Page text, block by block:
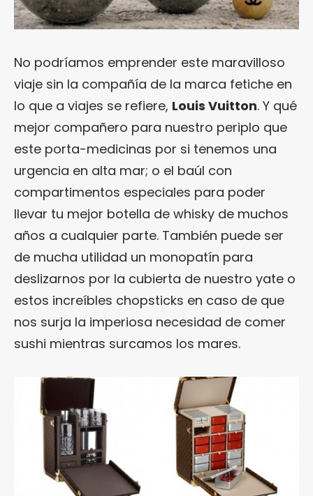
No podríamos emprender este maravilloso
viaje sin la compañía de la marca fetiche en
lo que a viajes se refiere, Louis Vuitton. Y qué
mejor compañero para nuestro periplo que
este porta-medicinas por si tenemos una
urgencia en alta mar; o el baúl con
compartimentos especiales para poder
llevar tu mejor botella de whisky de muchos
años a cualquier parte. También puede ser
de mucha utilidad un monopatín para
deslizarnos por la cubierta de nuestro yate o
estos increíbles chopsticks en caso de que
nos surja la imperiosa necesidad de comer
sushi mientras surcamos los mares.